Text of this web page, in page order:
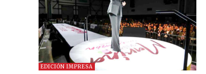
EDICIÓN IMPRESA